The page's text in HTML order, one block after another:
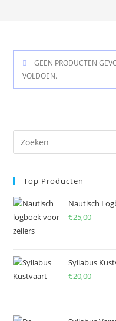
GEEN PRODUCTEN
VOLDOEN.
Top Producten
Nautisch
€25,00
Syllabus
€20,00